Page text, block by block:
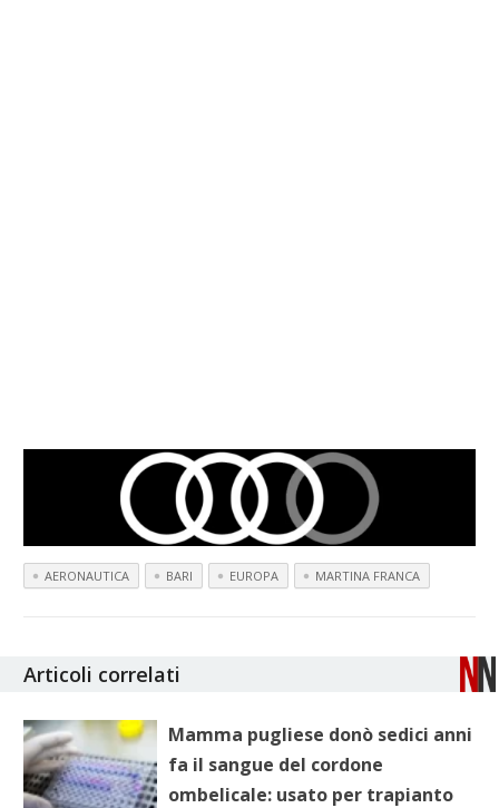
AERONAUTICA BARI EUROPA MARTINA FRANCA
Articoli correlati
Mamma pugliese donò sedici anni
fa il sangue del cordone
ombelicale: usato per trapianto